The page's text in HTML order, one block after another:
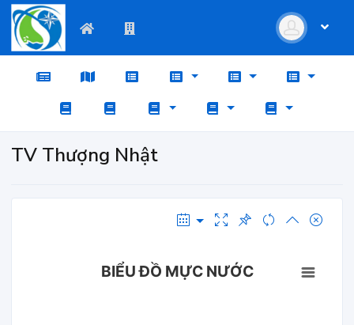
TV Thượng Nhật
BIỂU ĐỒ MỰC NƯỚC